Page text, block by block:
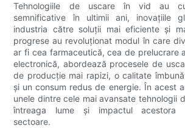
Tehnologiile de uscare în vid au
semnificative în ultimii ani, inovațiile
industria către soluții mai eficiente și
progrese au revoluționat modul în care
ar fi cea farmaceutică, cea de prelucrare
electronică, abordează procesele de
de producție mai rapizi, o calitate
și un consum redus de energie. În acest
unele dintre cele mai avansate tehnologii
întreaga lume și impactul acestora
sectoare.